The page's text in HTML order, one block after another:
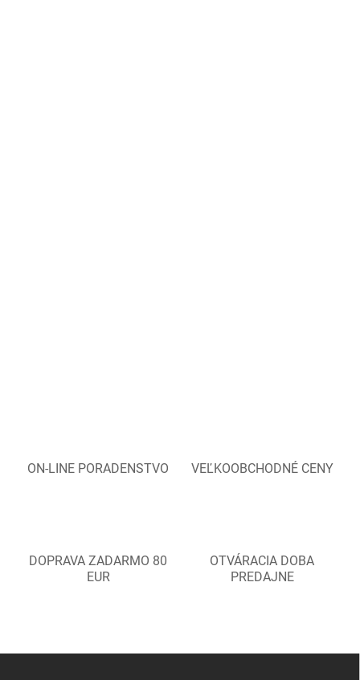
ON-LINE PORADENSTVO VEĽKOOBCHODNÉ CENY
DOPRAVA ZADARMO 80
EUR
OTVÁRACIA DOBA
PREDAJNE